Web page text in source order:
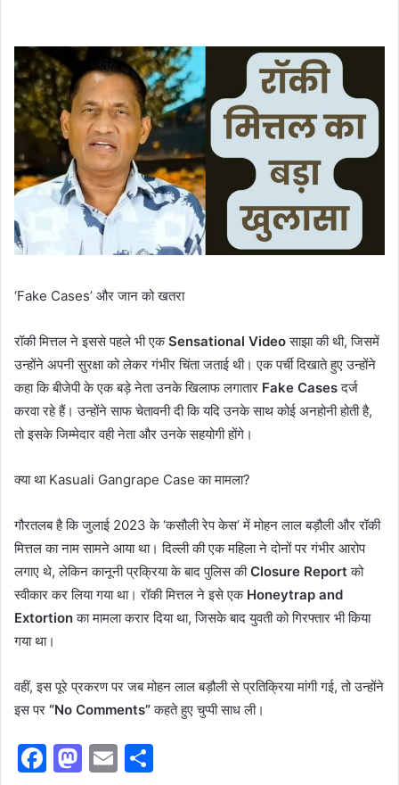
‘Fake Cases’ और जान को खतरा
रॉकी मित्तल ने इससे पहले भी एकSensational Videoसाझा की थी, जिसमें
उन्होंने अपनी सुरक्षा को लेकर गंभीर चिंता जताई थी। एक पर्ची दिखाते हुए उन्होंने
कहा कि बीजेपी के एक बड़े नेता उनके खिलाफ लगातार Fake Casesदर्ज
करवा रहे हैं। उन्होंने साफ चेतावनी दी कि यदि उनके साथ कोई अनहोनी होती है,
तो इसके जिम्मेदार वही नेता और उनके सहयोगी होंगे।
क्या था Kasuali Gangrape Case का मामला?
गौरतलब है कि जुलाई 2023 के ‘कसौली रेप केस’ में मोहन लाल बड़ौली और रॉकी
मित्तल का नाम सामने आया था। दिल्ली की एक महिला ने दोनों पर गंभीर आरोप
लगाए थे, लेकिन कानूनी प्रक्रिया के बाद पुलिस कीClosure Report को
स्वीकार कर लिया गया था। रॉकी मित्तल ने इसे एक Honeytrap and
Extortionका मामला करार दिया था, जिसके बाद युवती को गिरफ्तार भी किया
गया था।
वहीं, इस पूरे प्रकरण पर जब मोहन लाल बड़ौली से प्रतिक्रिया मांगी गई, तो उन्होंने
इस पर “No Comments”कहते हुए चुप्पी साध ली।
F
M E